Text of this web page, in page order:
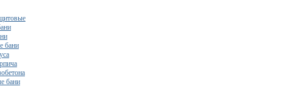
бани
бани